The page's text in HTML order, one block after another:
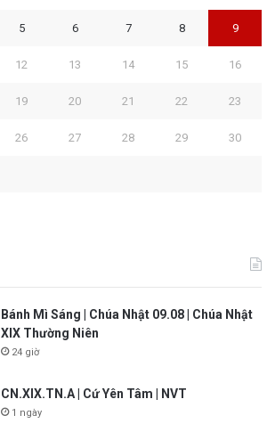
5 6 7 8 9
12 13 14 15 16
19 20 21 22 23
26 27 28 29 30
Bánh Mì Sáng | Chúa Nhật 09.08 | Chúa Nhật
XIX Thường Niên
24 giờ
CN.XIX.TN.A | Cứ Yên Tâm | NVT
1 ngày